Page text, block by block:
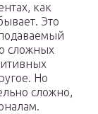
как
Это
сложных
Но
сложно,